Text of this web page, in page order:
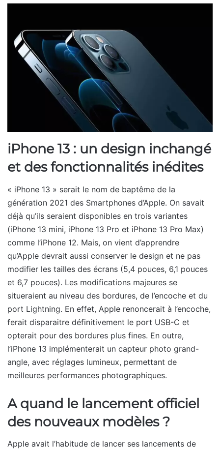
iPhone 13 : un design inchangé
et des fonctionnalités inédites
« iPhone 13 » serait le nom de baptême de la
génération 2021 des Smartphones d’Apple. On savait
déjà qu’ils seraient disponibles en trois variantes
(iPhone 13 mini, iPhone 13 Pro et iPhone 13 Pro Max)
comme l’iPhone 12. Mais, on vient d’apprendre
qu’Apple devrait aussi conserver le design et ne pas
modifier les tailles des écrans (5,4 pouces, 6,1 pouces
et 6,7 pouces). Les modifications majeures se
situeraient au niveau des bordures, de l’encoche et du
port Lightning. En effet, Apple renoncerait à l’encoche,
ferait disparaitre définitivement le port USB-C et
opterait pour des bordures plus fines. En outre,
l’iPhone 13 implémenterait un capteur photo grand-
angle, avec réglages lumineux, permettant de
meilleures performances photographiques.
A quand le lancement officiel
des nouveaux modèles ?
Apple avait l’habitude de lancer ses lancements de